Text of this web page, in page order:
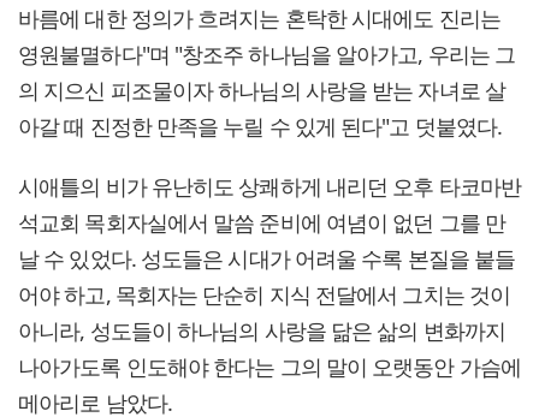
바름에 대한 정의가 흐려지는 혼탁한 시대에도 진리는
영원불멸하다"며 "창조주 하나님을 알아가고, 우리는 그
의 지으신 피조물이자 하나님의 사랑을 받는 자녀로 살
아갈 때 진정한 만족을 누릴 수 있게 된다"고 덧붙였다.
시애틀의 비가 유난히도 상쾌하게 내리던 오후 타코마반
석교회 목회자실에서 말씀 준비에 여념이 없던 그를 만
날 수 있었다. 성도들은 시대가 어려울 수록 본질을 붙들
어야 하고, 목회자는 단순히 지식 전달에서 그치는 것이
아니라, 성도들이 하나님의 사랑을 닮은 삶의 변화까지
나아가도록 인도해야 한다는 그의 말이 오랫동안 가슴에
메아리로 남았다.